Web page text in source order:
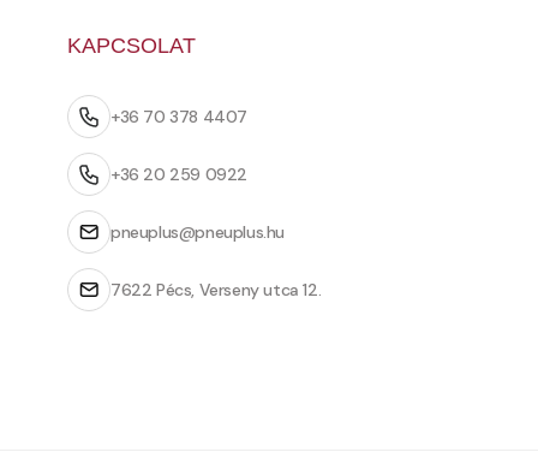
KAPCSOLAT
+36 70 378 4407
+36 20 259 0922
pneuplus@pneuplus.hu
7622 Pécs, Verseny utca 12.